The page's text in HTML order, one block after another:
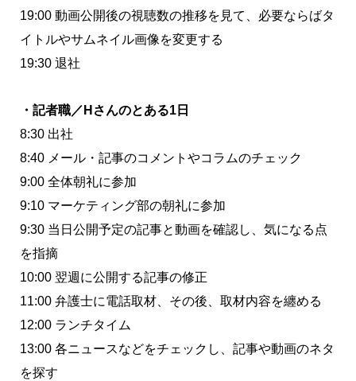
19:00 動画公開後の視聴数の推移を見て、必要ならばタ
イトルやサムネイル画像を変更する
19:30 退社
・記者職／Hさんのとある1日
8:30 出社
8:40 メール・記事のコメントやコラムのチェック
9:00 全体朝礼に参加
9:10 マーケティング部の朝礼に参加
9:30 当日公開予定の記事と動画を確認し、気になる点
を指摘
10:00 翌週に公開する記事の修正
11:00 弁護士に電話取材、その後、取材内容を纏める
12:00 ランチタイム
13:00 各ニュースなどをチェックし、記事や動画のネタ
を探す